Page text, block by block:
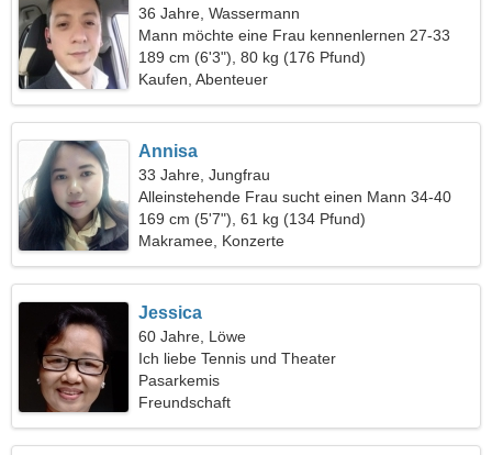
36 Jahre, Wassermann
Mann möchte eine Frau kennenlernen 27-33
189 cm (6'3"), 80 kg (176 Pfund)
Kaufen, Abenteuer
Annisa
33 Jahre, Jungfrau
Alleinstehende Frau sucht einen Mann 34-40
169 cm (5'7"), 61 kg (134 Pfund)
Makramee, Konzerte
Jessica
60 Jahre, Löwe
Ich liebe Tennis und Theater
Pasarkemis
Freundschaft